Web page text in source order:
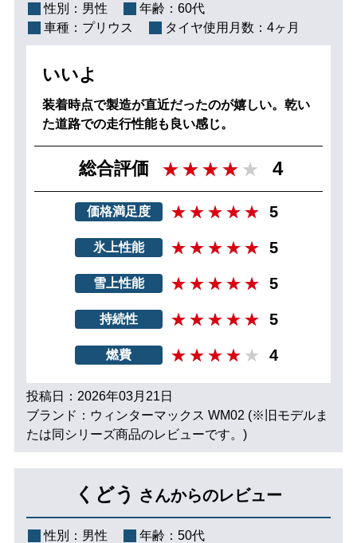
性別： 男性 年齢： 60代
車種： プリウス タイヤ使用月数： 4ヶ月
いいよ
装着時点で製造が直近だったのが嬉しい。乾い
た道路での走行性能も良い感じ。
総合評価 4
価格満足度 5
氷上性能 5
雪上性能 5
持続性 5
燃費 4
投稿日：2026年03月21日
ブランド：ウィンターマックス WM02 (※旧モデルま
たは同シリーズ商品のレビューです。)
くどう さんからのレビュー
性別： 男性 年齢： 50代